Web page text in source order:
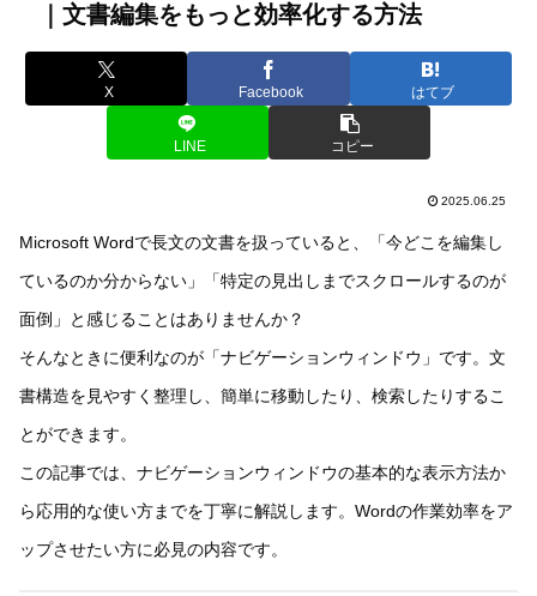
｜文書編集をもっと効率化する方法
X Facebook はてブ
LINE コピー
2025.06.25
Microsoft Wordで長文の文書を扱っていると、「今どこを編集し
ているのか分からない」「特定の見出しまでスクロールするのが
面倒」と感じることはありませんか？
そんなときに便利なのが「ナビゲーションウィンドウ」です。文
書構造を見やすく整理し、簡単に移動したり、検索したりするこ
とができます。
この記事では、ナビゲーションウィンドウの基本的な表示方法か
ら応用的な使い方までを丁寧に解説します。Wordの作業効率をア
ップさせたい方に必見の内容です。